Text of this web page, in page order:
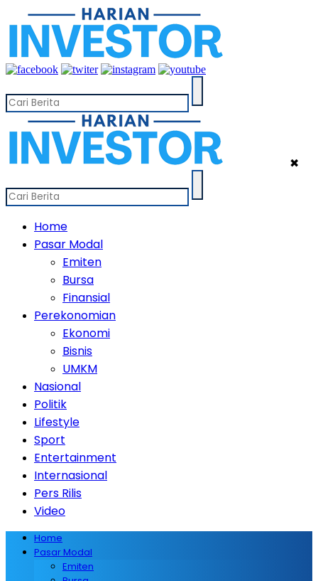
✖
Home
Pasar Modal
Emiten
Bursa
Finansial
Perekonomian
Ekonomi
Bisnis
UMKM
Nasional
Politik
Lifestyle
Sport
Entertainment
Internasional
Pers Rilis
Video
Home
Pasar Modal
Emiten